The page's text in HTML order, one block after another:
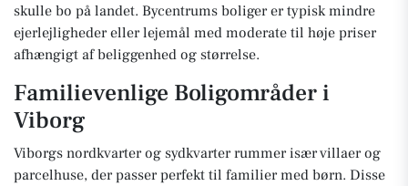
skulle bo på landet. Bycentrums boliger er typisk mindre
ejerlejligheder eller lejemål med moderate til høje priser
afhængigt af beliggenhed og størrelse.
Familievenlige Boligområder i
Viborg
Viborgs nordkvarter og sydkvarter rummer især villaer og
parcelhuse, der passer perfekt til familier med børn. Disse